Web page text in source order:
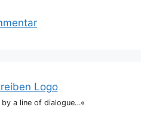
a line of dialogue…«